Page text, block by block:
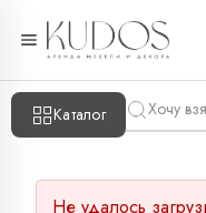
Каталог
Не удалось